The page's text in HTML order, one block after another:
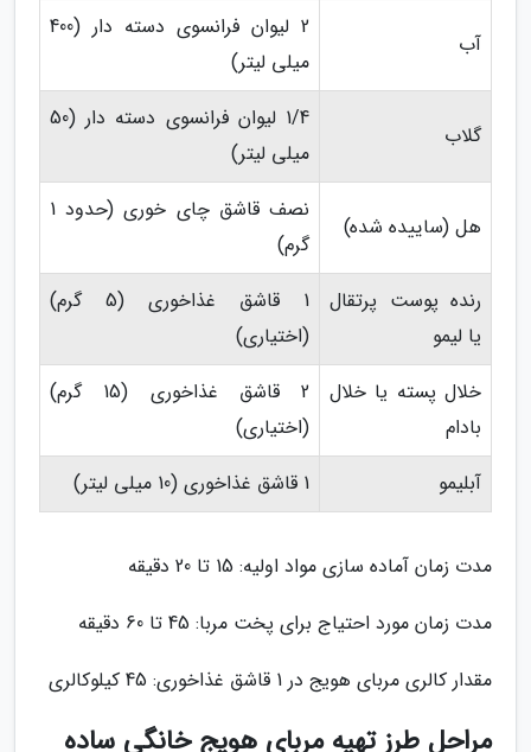
آب
2 لیوان فرانسوی دسته دار (400
میلی لیتر)
گلاب
1/4 لیوان فرانسوی دسته دار (50
میلی لیتر)
هل (ساییده شده)
نصف قاشق چای خوری (حدود 1
گرم)
رنده پوست پرتقال
یا لیمو
1 قاشق غذاخوری (5 گرم)
(اختیاری)
خلال پسته یا خلال
بادام
2 قاشق غذاخوری (15 گرم)
(اختیاری)
آبلیمو
1 قاشق غذاخوری (10 میلی لیتر)
مدت زمان آماده سازی مواد اولیه: 15 تا 20 دقیقه
مدت زمان مورد احتیاج برای پخت مربا: 45 تا 60 دقیقه
مقدار کالری مربای هویج در 1 قاشق غذاخوری: 45 کیلوکالری
مراحل طرز تهیه مربای هویج خانگی ساده